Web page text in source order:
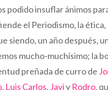
podido insuflar ánimos
el Periodismo, la
siendo, un año después,
mucho-muchísimo; la
preñada de curro de
, Luis Carlos, Javiy Rodro,